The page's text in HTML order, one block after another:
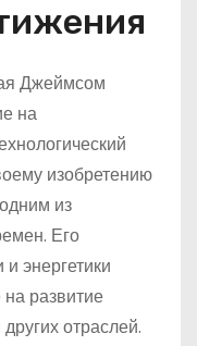
Джеймсом
на
изобретению
из
Его
энергетики
развитие
отраслей.